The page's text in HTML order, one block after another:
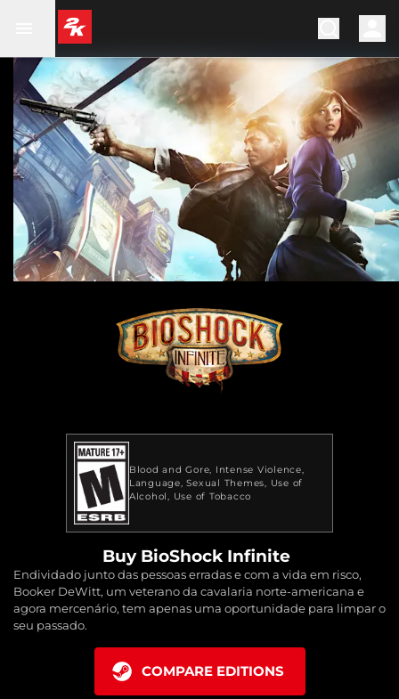
Blood and Gore Intense Violence
Language Sexual Themes
Use of
Alcohol
Use of Tobacco
Buy BioShock Infinite
Endividado junto das pessoas erradas e com a vida em risco,
Booker DeWitt, um veterano da cavalaria norte-americana e
agora mercenário, tem apenas uma oportunidade para limpar o
seu passado.
COMPARE EDITIONS